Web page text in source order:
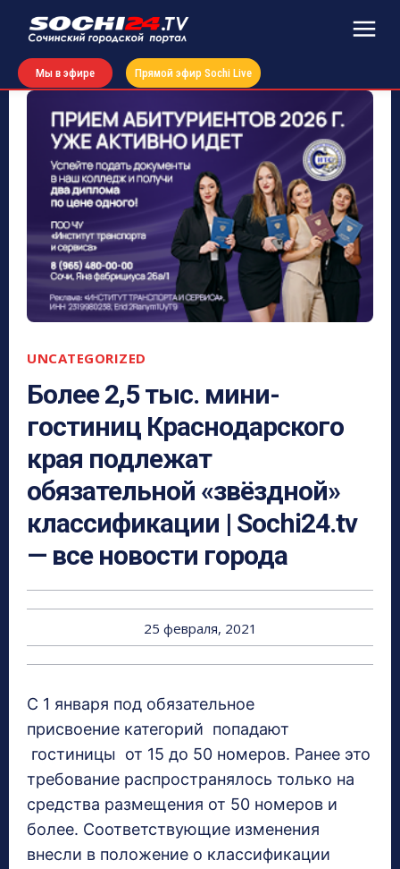
Мы в эфире Прямой эфир Sochi Live
UNCATEGORIZED
Более 2,5 тыс. мини-
гостиниц Краснодарского
края подлежат
обязательной «звёздной»
классификации | Sochi24.tv
— все новости города
25 февраля, 2021
С 1 января под обязательное
присвоение категорий попадают
гостиницы от 15 до 50 номеров. Ранее это
требование распространялось только на
средства размещения от 50 номеров и
более. Соответствующие изменения
внесли в положение о классификации